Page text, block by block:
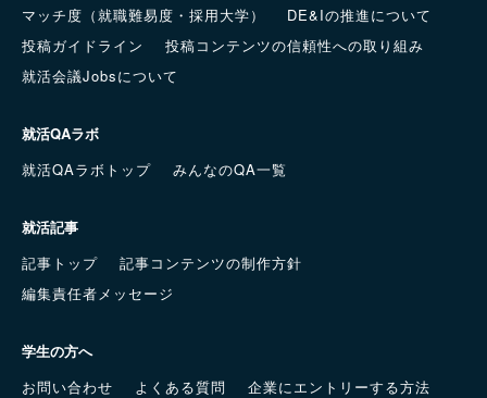
マッチ度（就職難易度・採用大学）
DE&Iの推進について
投稿ガイドライン
投稿コンテンツの信頼性への取り組み
就活会議Jobsについて
就活QAラボ
就活QAラボトップ
みんなのQA一覧
就活記事
記事トップ
記事コンテンツの制作方針
編集責任者メッセージ
学生の方へ
お問い合わせ
よくある質問 企業にエントリーする方法